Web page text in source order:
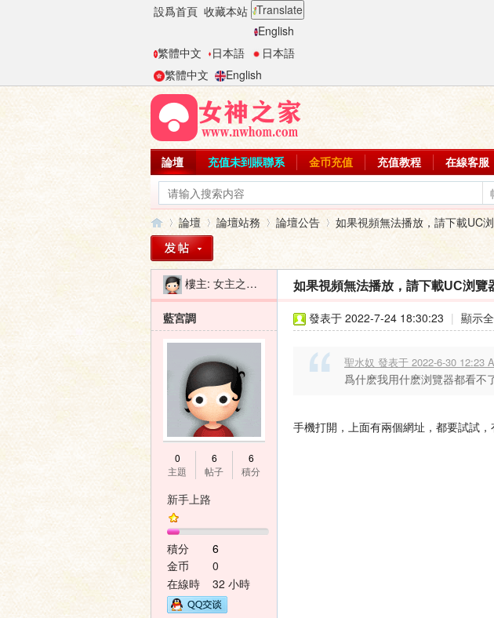
設爲首頁 收藏本站 Translate
English
繁體中文
日本語
日本語
繁體中文
English
論壇 充值未到賬聯系 金币充值 充值教程 在線客服
»
論壇
›
論壇站務 論壇公告
›
如果視頻無法播放，請下載UC
樓主: 女主之家-二麻子 如果視頻無法播放，請下載UC浏覽
藍宮調
0
主題
6
帖子
6
積分
新手上路
積分
6
金币
0
在線時
間
32 小時
發表于 2022-7-24 18:30:23 | 顯示
聖水奴 發表于 2022-6-30 12:23
爲什麽我用什麽浏覽器都看不
手機打開，上面有兩個網址，都要試試